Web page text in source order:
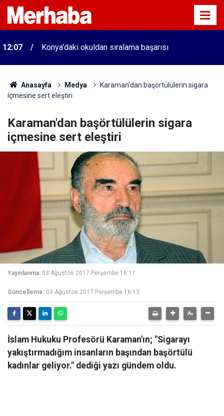
12:07 Konya'daki okuldan sıralama başarısı
Anasayfa Medya
Karaman'dan başörtülülerin sigara
içmesine sert eleştiri
Karaman'dan başörtülülerin sigara
içmesine sert eleştiri
Yayınlanma: 03 Ağustos 2017 Perşembe 16:11
Güncelleme: 03 Ağustos 2017 Perşembe 16:13
İslam Hukuku Profesörü Karaman'ın; "Sigarayı
yakıştırmadığım insanların başından başörtülü
kadınlar geliyor." dediği yazı gündem oldu.